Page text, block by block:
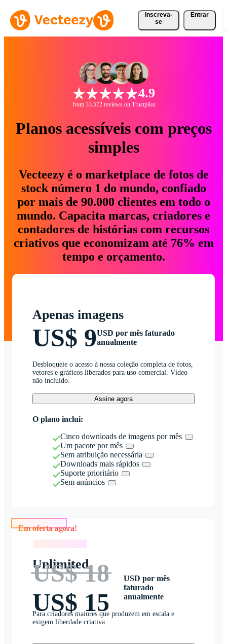
Inscreva-
se
Entrar
4.9
from 33.572 reviews on Trustpilot
Planos acessíveis com preços
simples
Vecteezy é o marketplace de fotos de
stock número 1 do mundo, confiado
por mais de 90.000 clientes em todo o
mundo. Capacita marcas, criadores e
contadores de histórias com recursos
criativos que economizam até 76% em
tempo e orçamento.
Apenas imagens
US$ 9USD por mês faturado
anualmente
Desbloqueie o acesso à nossa coleção completa de fotos,
vetores e gráficos liberados para uso comercial. Vídeo
não incluído.
Assine agora
O plano inclui:
Cinco downloads de imagens por mês
Um pacote por mês
Sem atribuição necessária
Downloads mais rápidos
Suporte prioritário
Sem anúncios
Unlimited
US$ 18
US$ 15
USD por mês
faturado
anualmente
Para criadores maiores que produzem em escala e
exigem liberdade criativa